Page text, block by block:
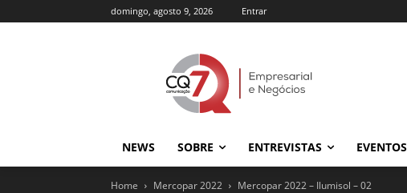
domingo, agosto 9, 2026 Entrar
NEWS SOBRE ENTREVISTAS EVENTOS
Home Mercopar 2022 Mercopar 2022 – Ilumisol – 02